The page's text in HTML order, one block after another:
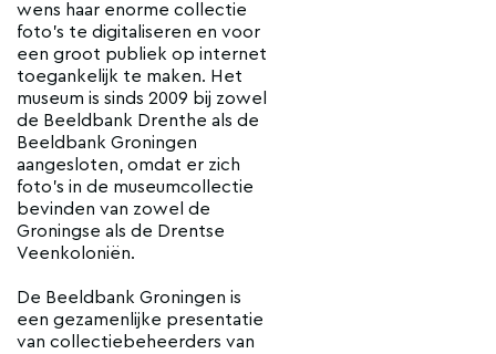
wens haar enorme collectie
foto’s te digitaliseren en voor
een groot publiek op internet
toegankelijk te maken. Het
museum is sinds 2009 bij zowel
de Beeldbank Drenthe als de
Beeldbank Groningen
aangesloten, omdat er zich
foto’s in de museumcollectie
bevinden van zowel de
Groningse als de Drentse
Veenkoloniën.
De Beeldbank Groningen is
een gezamenlijke presentatie
van collectiebeheerders van